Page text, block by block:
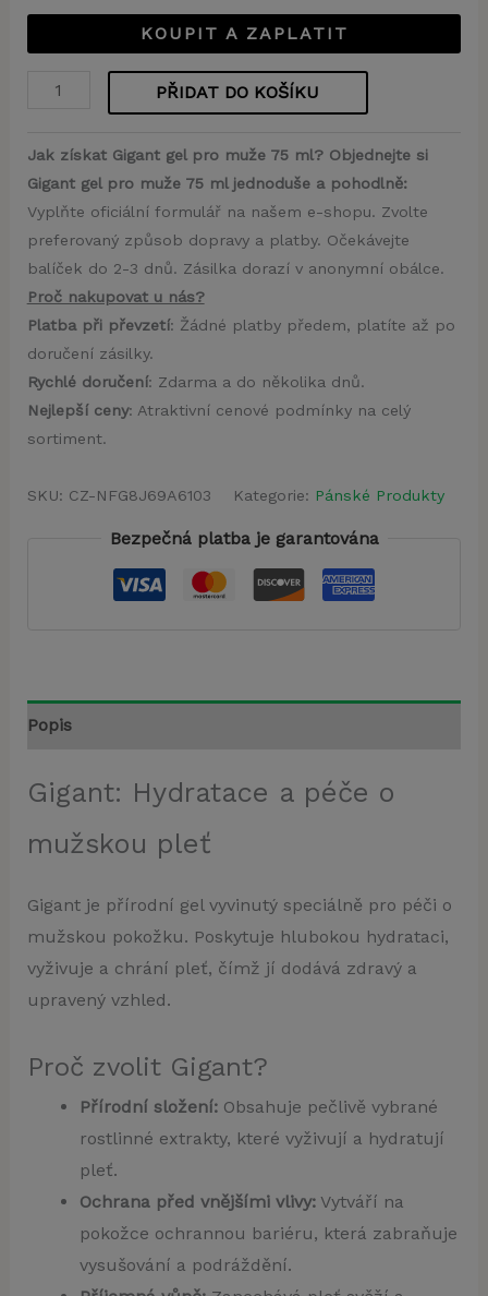
KOUPIT A ZAPLATIT
PŘIDAT DO KOŠÍKU
Jak získat Gigant gel pro muže 75 ml? Objednejte si
Gigant gel pro muže 75 ml jednoduše a pohodlně:
Vyplňte oficiální formulář na našem e-shopu. Zvolte
preferovaný způsob dopravy a platby. Očekávejte
balíček do 2-3 dnů. Zásilka dorazí v anonymní obálce.
Proč nakupovat u nás?
Platba při převzetí: Žádné platby předem, platíte až po
doručení zásilky.
Rychlé doručení: Zdarma a do několika dnů.
Nejlepší ceny: Atraktivní cenové podmínky na celý
sortiment.
SKU: CZ-NFG8J69A6103 Kategorie: Pánské Produkty
Bezpečná platba je garantována
Popis
Gigant: Hydratace a péče o
mužskou pleť
Gigant je přírodní gel vyvinutý speciálně pro péči o
mužskou pokožku. Poskytuje hlubokou hydrataci,
vyživuje a chrání pleť, čímž jí dodává zdravý a
upravený vzhled.
Proč zvolit Gigant?
Přírodní složení:Obsahuje pečlivě vybrané
rostlinné extrakty, které vyživují a hydratují
pleť.
Ochrana před vnějšími vlivy:Vytváří na
pokožce ochrannou bariéru, která zabraňuje
vysušování a podráždění.